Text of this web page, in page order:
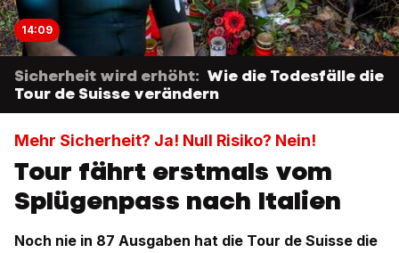
14:09
Sicherheit wird erhöht: Wie die Todesfälle die
Tour de Suisse verändern
Mehr Sicherheit? Ja! Null Risiko? Nein!
Tour fährt erstmals vom
Splügenpass nach Italien
Noch nie in 87 Ausgaben hat die Tour de Suisse die